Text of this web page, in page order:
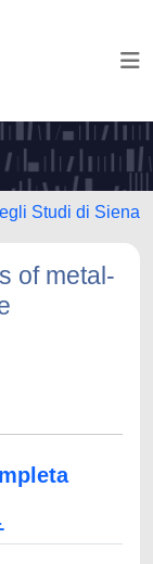
Studi di Siena
of metal-